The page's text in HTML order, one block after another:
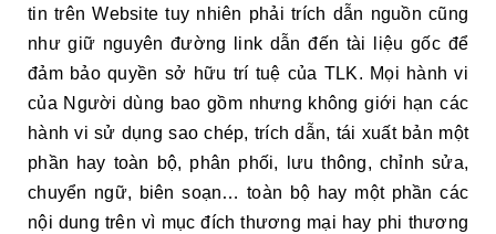
tin trên Website tuy nhiên phải trích dẫn nguồn cũng
như giữ nguyên đường link dẫn đến tài liệu gốc để
đảm bảo quyền sở hữu trí tuệ của TLK. Mọi hành vi
của Người dùng bao gồm nhưng không giới hạn các
hành vi sử dụng saochép, trích dẫn, tái xuất bản một
phần hay toàn bộ, phân phối, lưu thông, chỉnh sửa,
chuyển ngữ, biên soạn… toàn bộ hay một phần các
nội dung trên vì mục đích thương mại hay phi thương